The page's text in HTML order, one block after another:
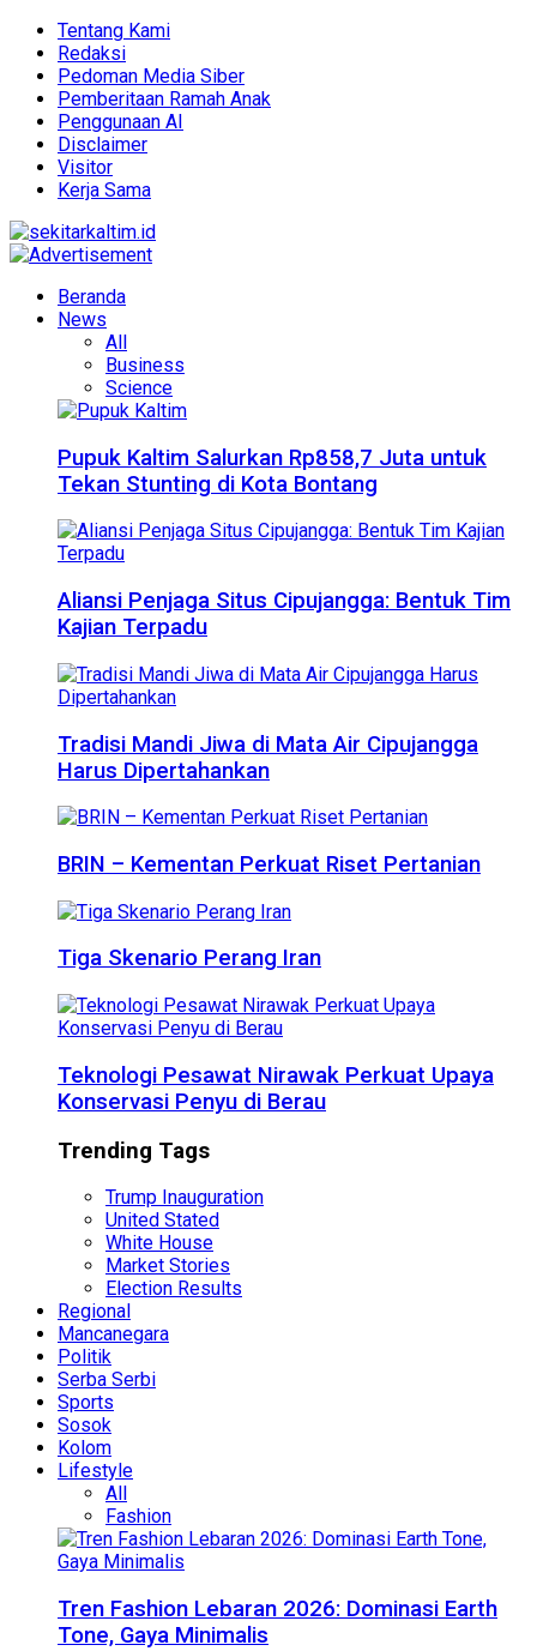
Tentang Kami
Redaksi
Pedoman Media Siber
Pemberitaan Ramah Anak
Penggunaan AI
Disclaimer
Visitor
Kerja Sama
Beranda
News
All
Business
Science
Pupuk Kaltim Salurkan Rp858,7 Juta untuk
Tekan Stunting di Kota Bontang
Aliansi Penjaga Situs Cipujangga: Bentuk Tim
Kajian Terpadu
Tradisi Mandi Jiwa di Mata Air Cipujangga
Harus Dipertahankan
BRIN – Kementan Perkuat Riset Pertanian
Tiga Skenario Perang Iran
Teknologi Pesawat Nirawak Perkuat Upaya
Konservasi Penyu di Berau
Trending Tags
Trump Inauguration
United Stated
White House
Market Stories
Election Results
Regional
Mancanegara
Politik
Serba Serbi
Sports
Sosok
Kolom
Lifestyle
All
Fashion
Tren Fashion Lebaran 2026: Dominasi Earth
Tone, Gaya Minimalis